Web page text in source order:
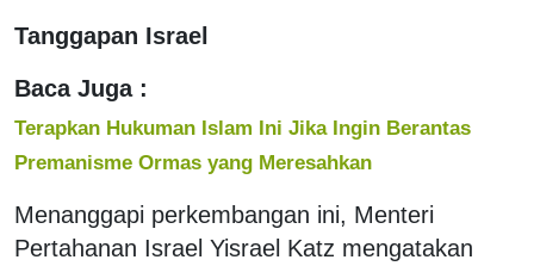
Tanggapan Israel
Baca Juga :
Terapkan Hukuman Islam Ini Jika Ingin Berantas
Premanisme Ormas yang Meresahkan
Menanggapi perkembangan ini, Menteri
Pertahanan Israel Yisrael Katz mengatakan